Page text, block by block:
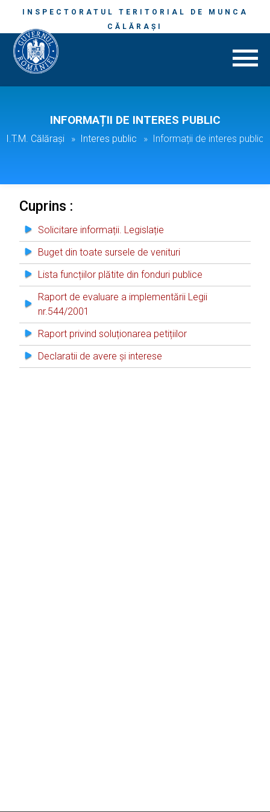
INSPECTORATUL TERITORIAL DE MUNCA
CĂLĂRAŞI
INFORMAȚII DE INTERES PUBLIC
I.T.M. Călăraşi Interes public Informații de interes public
Cuprins :
Solicitare informații. Legislație
Buget din toate sursele de venituri
Lista funcțiilor plătite din fonduri publice
Raport de evaluare a implementării Legii
nr.544/2001
Raport privind soluționarea petițiilor
Declaratii de avere și interese